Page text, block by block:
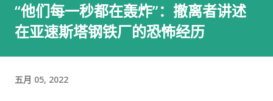
“他们每一秒都在轰炸”：撤离者讲述
在亚速斯塔钢铁厂的恐怖经历
五月 05, 2022